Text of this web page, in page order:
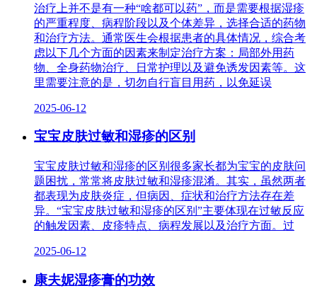
治疗上并不是有一种“啥都可以药”，而是需要根据湿疹
的严重程度、病程阶段以及个体差异，选择合适的药物
和治疗方法。通常医生会根据患者的具体情况，综合考
虑以下几个方面的因素来制定治疗方案：局部外用药
物、全身药物治疗、日常护理以及避免诱发因素等。这
里需要注意的是，切勿自行盲目用药，以免延误
2025-06-12
宝宝皮肤过敏和湿疹的区别
宝宝皮肤过敏和湿疹的区别很多家长都为宝宝的皮肤问
题困扰，常常将皮肤过敏和湿疹混淆。其实，虽然两者
都表现为皮肤炎症，但病因、症状和治疗方法存在差
异。“宝宝皮肤过敏和湿疹的区别”主要体现在过敏反应
的触发因素、皮疹特点、病程发展以及治疗方面。过
2025-06-12
康夫妮湿疹膏的功效